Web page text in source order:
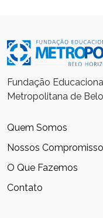
Fundação
Metropolitana de
Quem Somos
Nossos
O Que Fazemos
Contato